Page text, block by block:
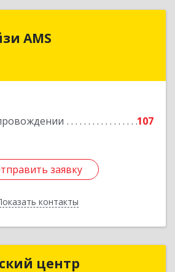
AMS
107
заявку
контакты
обл, Гурьевский р-н,
заявку
Назад
центр центр